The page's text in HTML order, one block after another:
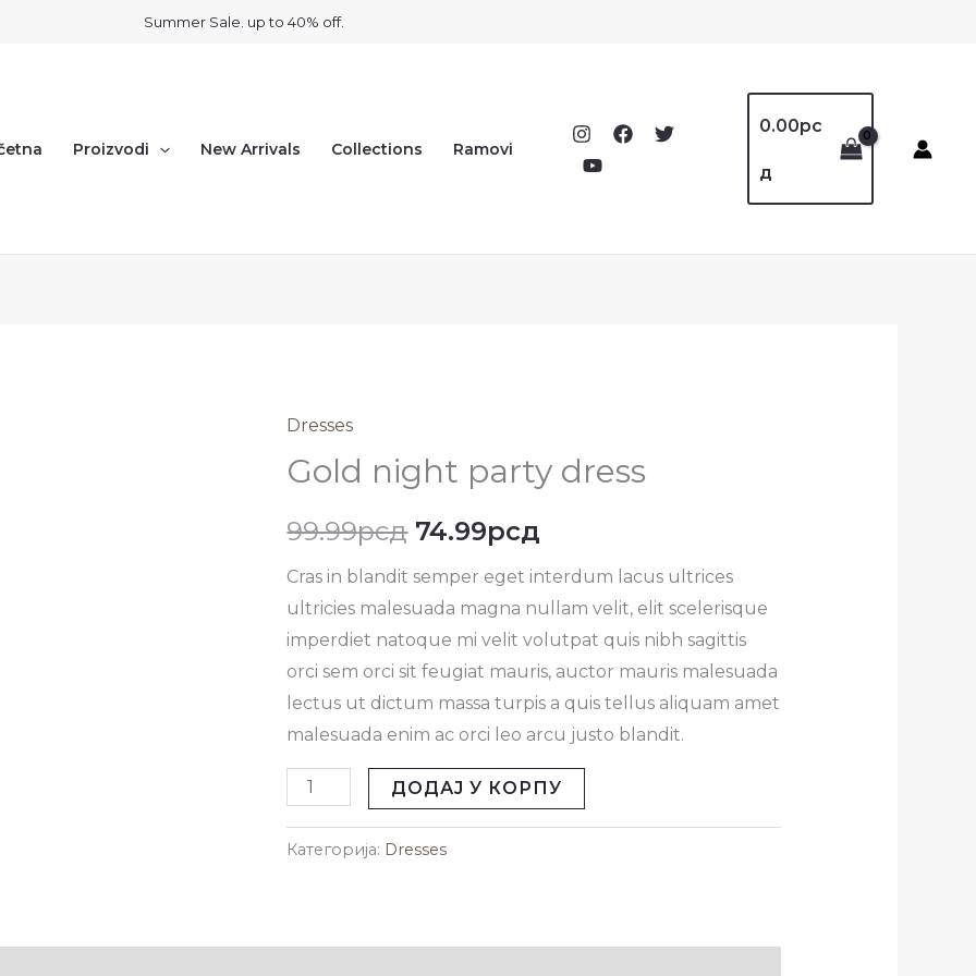
Summer Sale. up to 40% off.
Proizvodi New Arrivals Collections Ramovi
0.00рс
д
Dresses
Gold night party dress
99.99рсд
цена
је
била:
99.99рсд.
74.99рсд
цена
74.99рсд.
Cras in blandit semper eget interdum lacus ultrices
ultricies malesuada magna nullam velit, elit scelerisque
imperdiet natoque mi velit volutpat quis nibh sagittis
orci sem orci sit feugiat mauris, auctor mauris malesuada
lectus ut dictum massa turpis a quis tellus aliquam amet
malesuada enim ac orci leo arcu justo blandit.
Gold
night
dress
ДОДАЈ У КОРПУ
Категорија: Dresses